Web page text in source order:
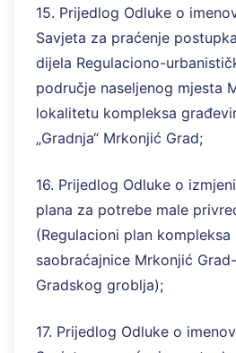
15. Prijedlog Odluke o
Savjeta za praćenje
dijela Regulaciono-
područje naseljenog mjesta
lokalitetu kompleksa
„Gradnja“ Mrkonjić Grad;
16. Prijedlog Odluke o
plana za potrebe male
(Regulacioni plan kompleksa
saobraćajnice Mrkonjić
Gradskog groblja);
17. Prijedlog Odluke o